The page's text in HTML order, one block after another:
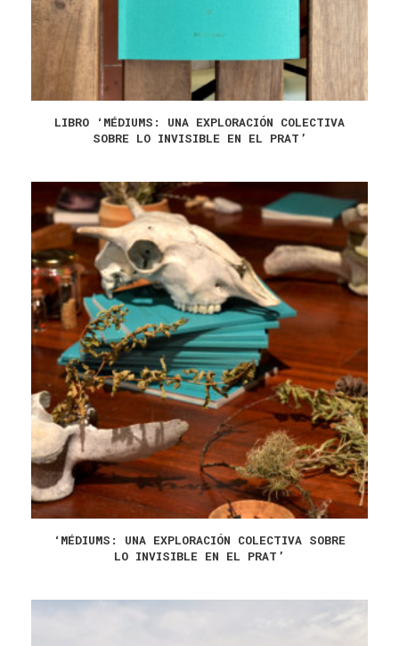
LIBRO ‘MÉDIUMS: UNA EXPLORACIÓN COLECTIVA
SOBRE LO INVISIBLE EN EL PRAT’
‘MÉDIUMS: UNA EXPLORACIÓN COLECTIVA SOBRE
LO INVISIBLE EN EL PRAT’